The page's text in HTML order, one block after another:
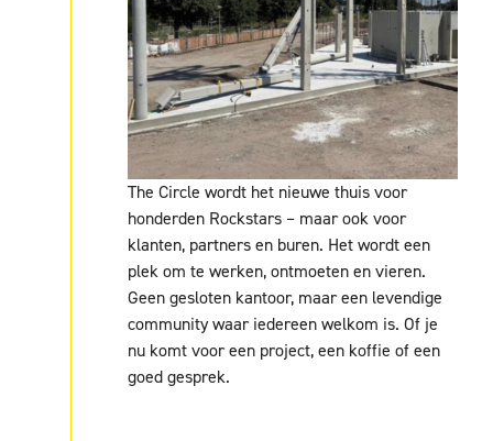
The Circle wordt het nieuwe thuis voor
honderden Rockstars – maar ook voor
klanten, partners en buren. Het wordt een
plek om te werken, ontmoeten en vieren.
Geen gesloten kantoor, maar een levendige
community waar iedereen welkom is. Of je
nu komt voor een project, een koffie of een
goed gesprek.